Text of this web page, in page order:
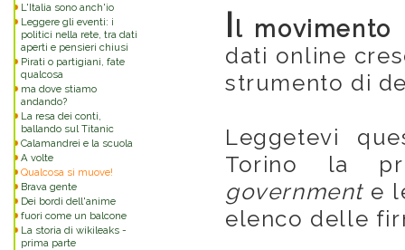
L'Italia sono anch'io
Leggere gli eventi: i
politici nella rete, tra dati
aperti e pensieri chiusi
Pirati o partigiani, fate
qualcosa
ma dove stiamo
andando?
La resa dei conti,
ballando sul Titanic
Calamandrei e la scuola
A volte
Qualcosa si muove!
Brava gente
Dei bordi dell'anime
fuori come un balcone
La storia di wikileaks -
prima parte
Il
dati online
strumento di
Leggetevi
Torino la
governmente
elenco delle